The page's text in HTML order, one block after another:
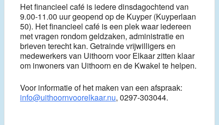
Het financieel café is iedere dinsdagochtend van
9.00-11.00 uur geopend op de Kuyper (Kuyperlaan
50). Het financieel café is een plek waar iedereen
met vragen rondom geldzaken, administratie en
brieven terecht kan. Getrainde vrijwilligers en
medewerkers van Uithoorn voor Elkaar zitten klaar
om inwoners van Uithoorn en de Kwakel te helpen.
Voor informatie of het maken van een afspraak:
info@uithoornvoorelkaar.nu, 0297-303044.